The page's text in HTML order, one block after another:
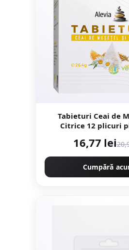
Tabieturi Ceai de
Citrice 12 plicuri
16,77 lei
Cumpără